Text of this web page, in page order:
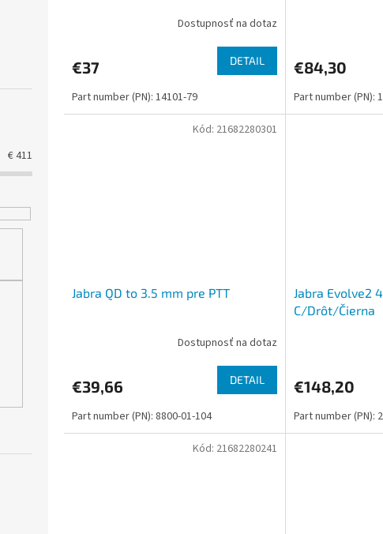
€411
Dostupnosť na dotaz
€37 DETAIL
Part number (PN): 14101-79
€84,30
Part number (PN):
Jabra QD to 3.5 mm pre PTT
Dostupnosť na dotaz
€39,66 DETAIL
Part number (PN): 8800-01-104
Kód: 21682280301
Jabra Evolve2
C/Drôt/Čierna
€148,20
Part number (PN):
Kód: 21682280241